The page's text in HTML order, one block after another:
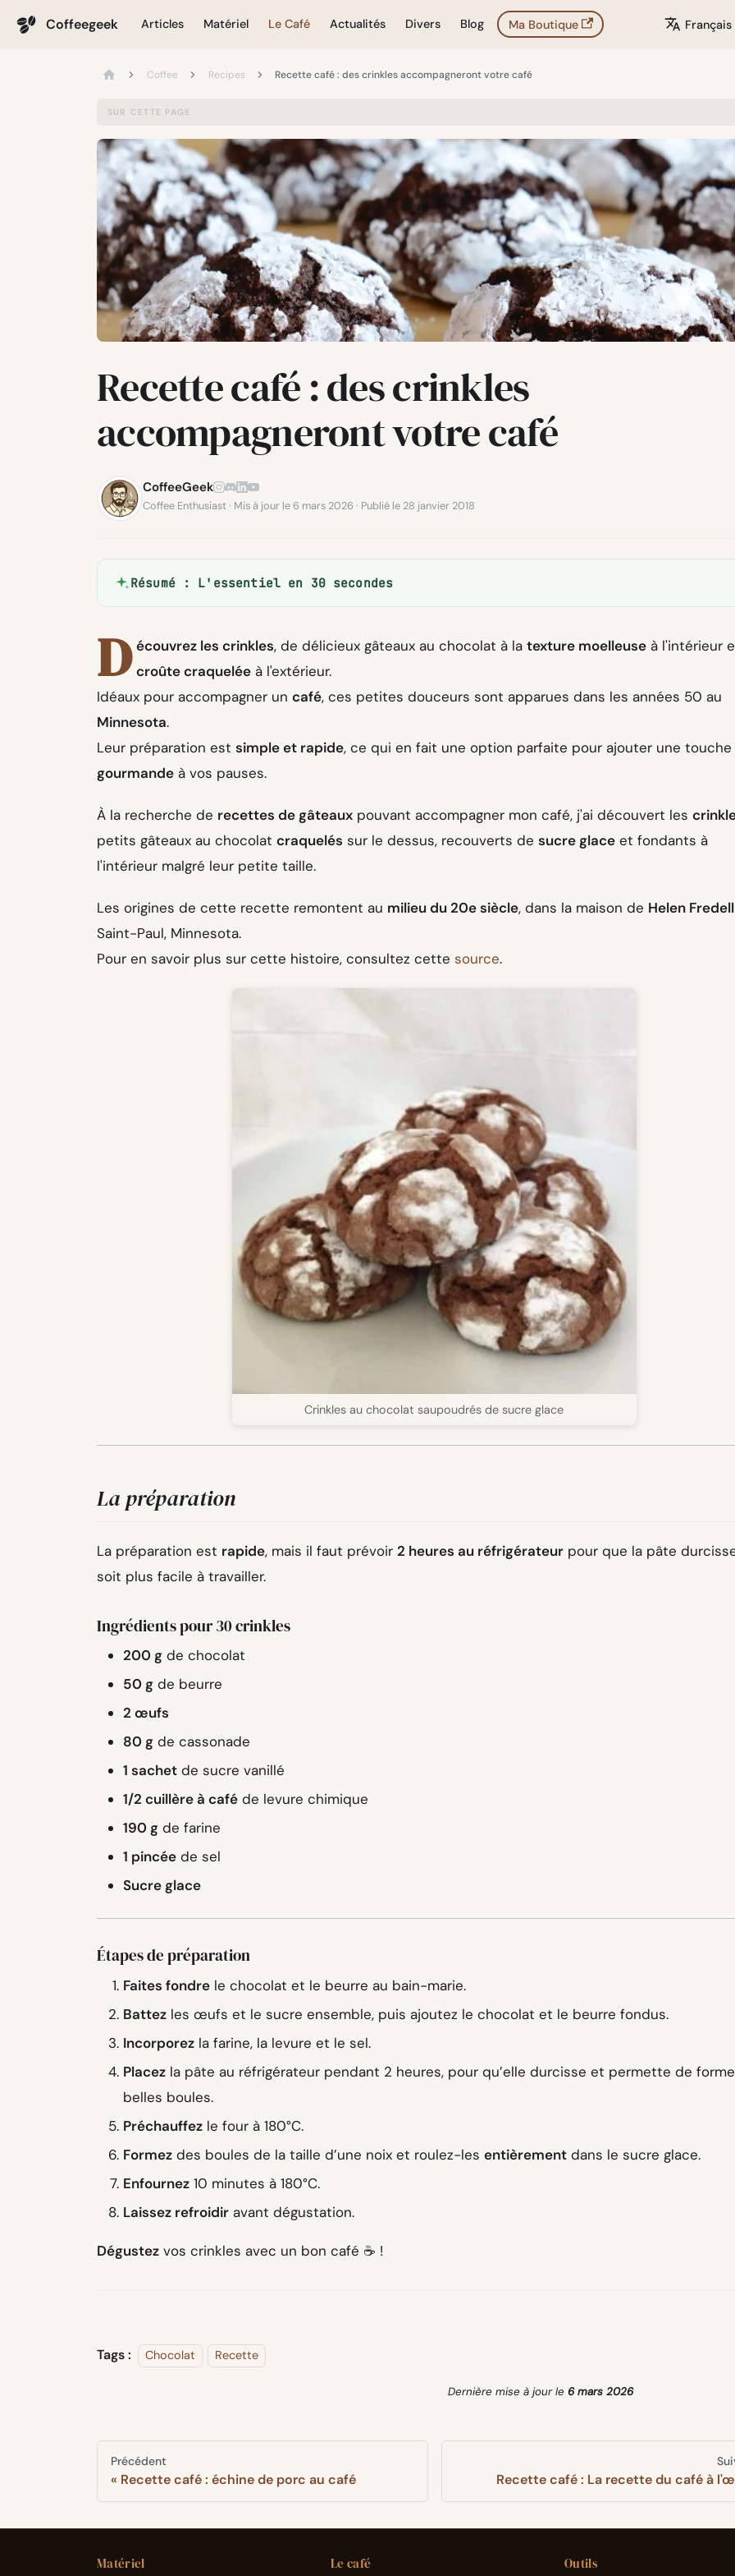
Coffeegeek Articles Matériel Le Café Actualités Divers Blog Ma Boutique Français
Coffee Recipes Recette café : des crinkles accompagneront votre café
SUR CETTE PAGE
Recette café : des crinkles
accompagneront votre café
CoffeeGeek
Coffee Enthusiast · Mis à jour le 6 mars 2026 · Publié le 28 janvier 2018
Résumé : L'essentiel en 30 secondes
D écouvrez les crinkles, de délicieux gâteaux au chocolat à latexture moelleuse à l'intérieur
croûte craquelée à l'extérieur.
Idéaux pour accompagner un café, ces petites douceurs sont apparues dans les années 50 au
Minnesota.
Leur préparation est simple et rapide, ce qui en fait une option parfaite pour ajouter une touche
gourmande à vos pauses.
À la recherche de recettes de gâteaux pouvant accompagner mon café, j'ai découvert les
petits gâteaux au chocolat craquelés sur le dessus, recouverts de sucre glace et fondants à
l'intérieur malgré leur petite taille.
Les origines de cette recette remontent au milieu du 20e siècle, dans la maison de Helen Fredell
Saint-Paul, Minnesota.
Pour en savoir plus sur cette histoire, consultez cette source.
Crinkles au chocolat saupoudrés de sucre glace
La préparation
La préparation est rapide, mais il faut prévoir 2 heures au réfrigérateur pour que la pâte
soit plus facile à travailler.
Ingrédients pour 30 crinkles
200 g de chocolat
50 g de beurre
2 œufs
80 g de cassonade
1 sachet de sucre vanillé
1/2 cuillère à café de levure chimique
190 g de farine
1 pincée de sel
Sucre glace
Étapes de préparation
Faites fondre le chocolat et le beurre au bain-marie.
Battez les œufs et le sucre ensemble, puis ajoutez le chocolat et le beurre fondus.
Incorporez la farine, la levure et le sel.
Placez la pâte au réfrigérateur pendant 2 heures, pour qu’elle durcisse et permette de
belles boules.
Préchauffez le four à 180°C.
Formez des boules de la taille d’une noix et roulez-les entièrement dans le sucre glace.
Enfournez 10 minutes à 180°C.
Laissez refroidir avant dégustation.
Dégustez vos crinkles avec un bon café ☕ !
Tags : Chocolat Recette
Dernière mise à jourle 6 mars 2026
Précédent
Recette café : échine de porc au café Recette café : La recette du café à
Matériel Le café Outils